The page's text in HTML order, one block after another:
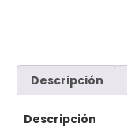
Descripción
Descripción